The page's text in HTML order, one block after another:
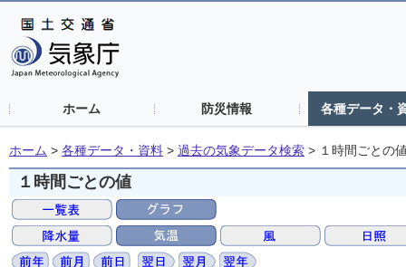
ホーム 防災情報 各種データ・
ホーム > 各種データ・資料 > 過去の気象データ検索 > １時間ごとの
１時間ごとの値